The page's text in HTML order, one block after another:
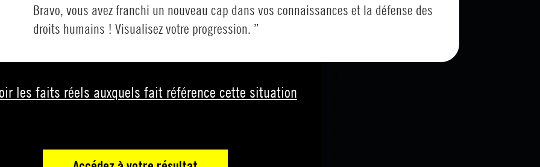
Bravo, vous avez franchi un nouveau cap dans vos connaissances et la défense des
droits humains ! Visualisez votre progression. ”
les faits réels auxquels fait référence cette situation